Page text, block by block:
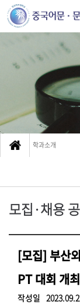
학과소개
모집·채용
[모집] 부산
PT 대회 개
작성일